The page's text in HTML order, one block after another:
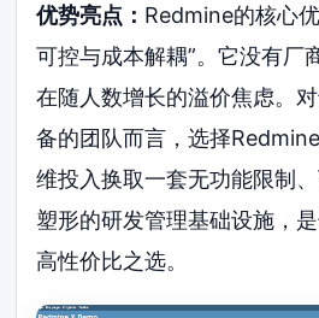
优势亮点： Redmine的核心
可控与成本解耦”。它没有厂
在随人数增长的溢价焦虑。
备的团队而言，选择
维投入换取一套无功能限制
塑形的研发管理基础设施，
高性价比之选。